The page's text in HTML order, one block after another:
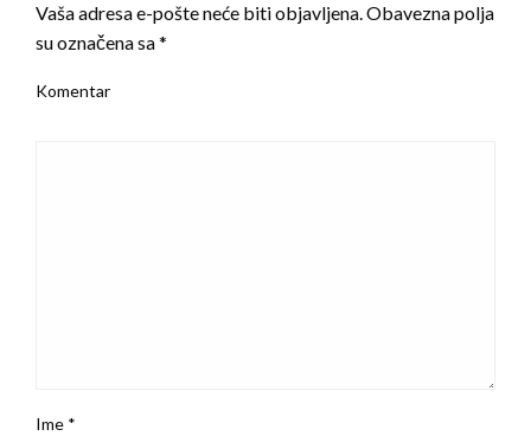
Vaša adresa e-pošte neće biti objavljena.Obavezna polja
su označena sa*
Komentar
Ime *